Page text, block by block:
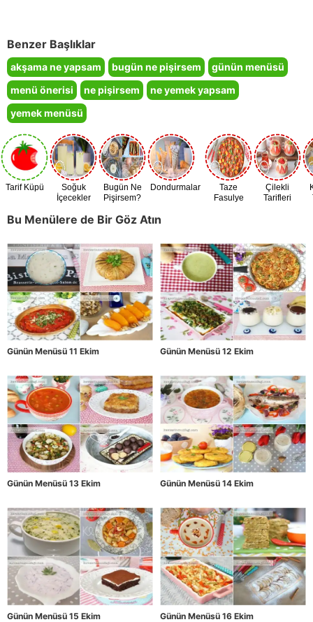
Benzer Başlıklar
akşama ne yapsam bugün ne pişirsem
günün menüsü
menü önerisi
ne pişirsem
ne yemek yapsam
yemek menüsü
Tarif Küpü
Soğuk
İçecekler
Bugün Ne
Pişirsem?
Dondurmalar
Taze
Fasulye
Çilekli
Tarifleri
Bu Menülere de Bir Göz Atın
Günün Menüsü 11 Ekim Günün Menüsü 12 Ekim
Günün Menüsü 13 Ekim Günün Menüsü 14 Ekim
Günün Menüsü 15 Ekim Günün Menüsü 16 Ekim